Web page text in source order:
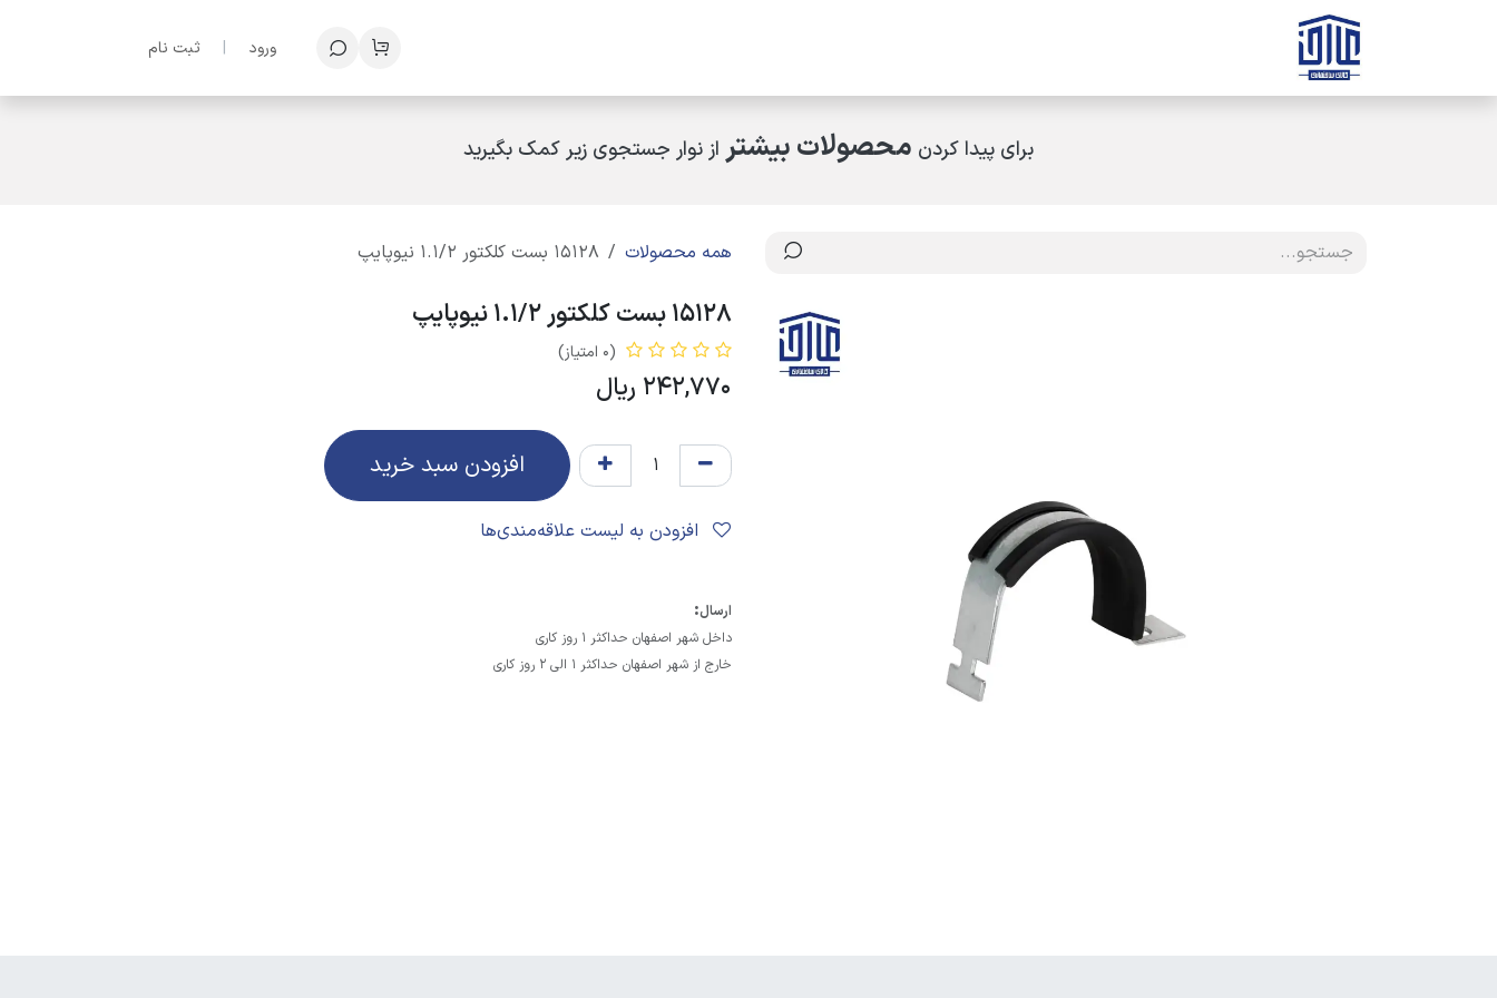
صرف نظر و مشاهده محتوا
ورود | ثبت نام
برای پیدا کردن محصولات بیشتر از نوار جستجوی زیر کمک بگیرید
همه محصولات 15128 بست کلکتور 1.1/2 نیوپایپ
15128 بست کلکتور 1.1/2 نیوپایپ
(0 امتیاز)
242,770 ریال
افزودن سبد خرید
ارسال:
داخل شهر اصفهان حداکثر 1 روز کاری
خارج از شهر اصفهان حداکثر 1 الی 2 روز کاری